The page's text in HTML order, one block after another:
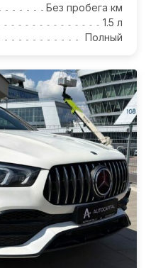
Без пробега км
1.5 л
Полный